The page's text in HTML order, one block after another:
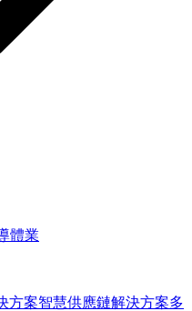
體業
方案智慧供應鏈解決方案多